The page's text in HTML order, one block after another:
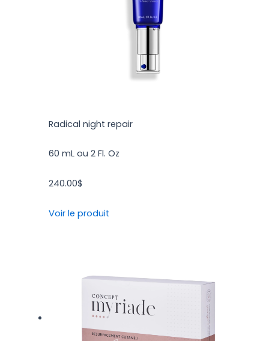
Radical night repair
60 mL ou 2 Fl. Oz
240.00$
Voir le produit